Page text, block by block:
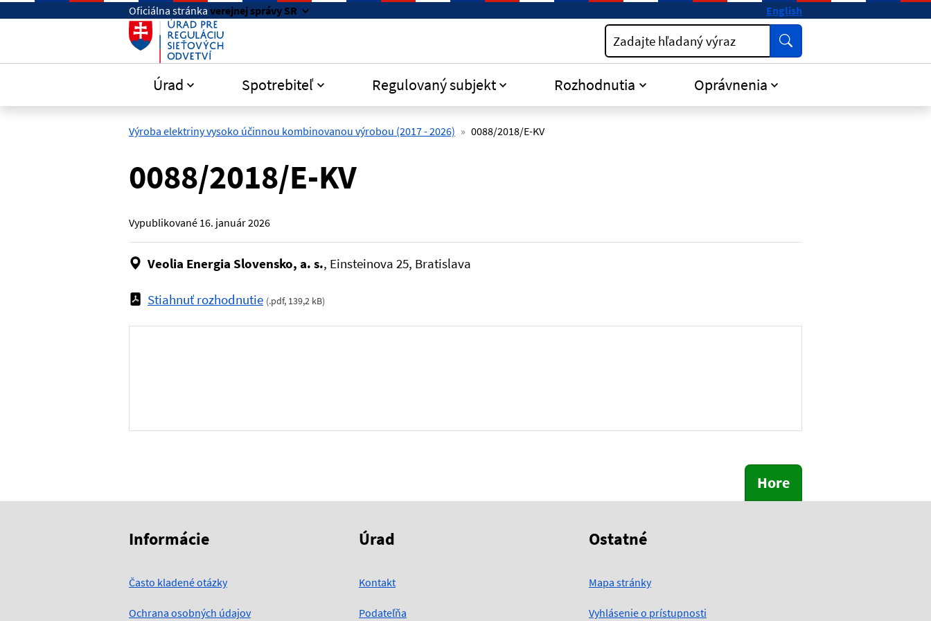
Preskočiť na hlavný obsahOficiálna stránka verejnej správy SR English
Zadajte hľadaný výraz Vyhľadať
Úrad Spotrebiteľ Regulovaný subjekt Rozhodnutia Oprávnenia
Výroba elektriny vysoko účinnou kombinovanou výrobou (2017 - 2026) 0088/2018/E-KV
0088/2018/E-KV
Vypublikované 16. január 2026
Veolia Energia Slovensko, a. s., Einsteinova 25, Bratislava
Stiahnuť rozhodnutie (.pdf, 139,2 kB)
Hore
Informácie
Často kladené otázky
Ochrana osobných údajov
Úrad
Kontakt
Podateľňa
Ostatné
Mapa stránky
Vyhlásenie o prístupnosti